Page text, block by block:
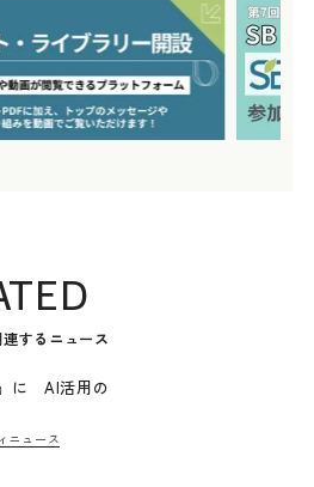
するニュース
に AI活用の
ニュース